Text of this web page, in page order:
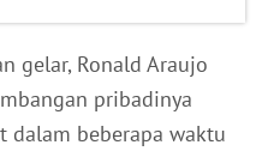
gelar, Ronald Araujo
pribadinya
dalam beberapa waktu